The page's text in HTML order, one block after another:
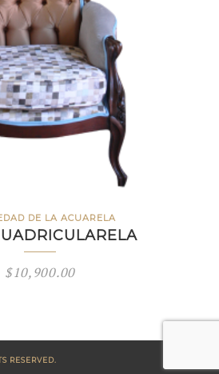
DE LA ACUARELA
$10,900.00
RESERVED.